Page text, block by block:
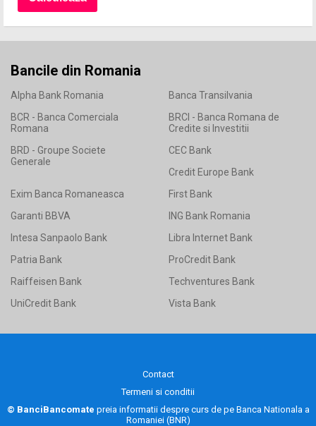
Bancile din Romania
Alpha Bank Romania
Banca Transilvania
BCR - Banca Comerciala
Romana
BRCI - Banca Romana de
Credite si Investitii
BRD - Groupe Societe
Generale
CEC Bank
Credit Europe Bank
Exim Banca Romaneasca
First Bank
Garanti BBVA
ING Bank Romania
Intesa Sanpaolo Bank
Libra Internet Bank
Patria Bank
ProCredit Bank
Raiffeisen Bank
Techventures Bank
UniCredit Bank
Vista Bank
Contact
Termeni si conditii
© BanciBancomate preia informatii despre curs de pe Banca Nationala a
Romaniei (BNR)